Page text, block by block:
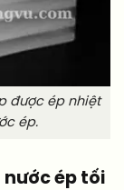
được ép nhiệt
ép.
nước ép tối